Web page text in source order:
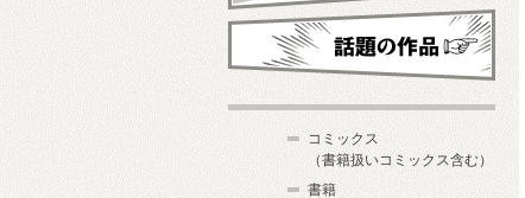
これから発売予定
コミックス
（書籍扱いコミックス含む）
書籍